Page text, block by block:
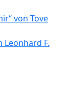
von Tove
Leonhard F.